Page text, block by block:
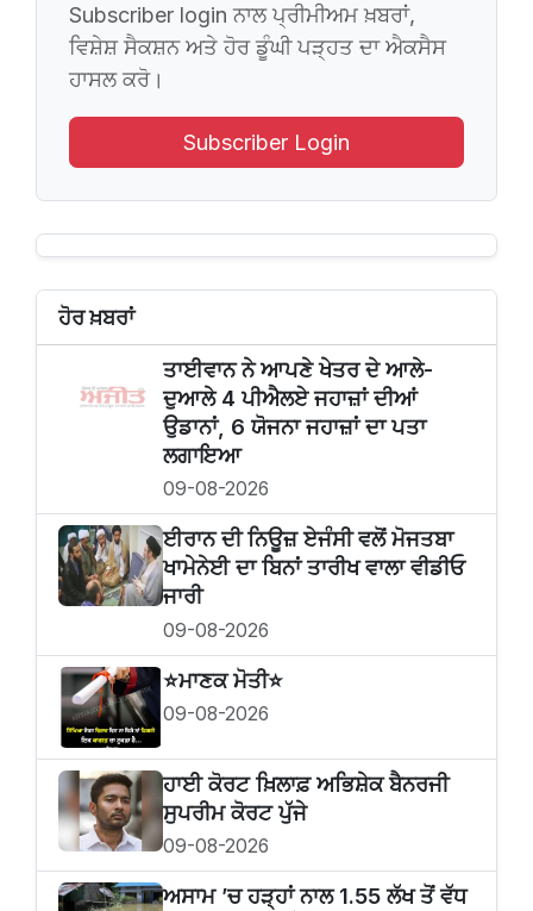
Subscriber login ਨਾਲ ਪ੍ਰੀਮੀਅਮ ਖ਼ਬਰਾਂ,
ਵਿਸ਼ੇਸ਼ ਸੈਕਸ਼ਨ ਅਤੇ ਹੋਰ ਡੂੰਘੀ ਪੜ੍ਹਤ ਦਾ ਐਕਸੈਸ
ਹਾਸਲ ਕਰੋ।
Subscriber Login
ਹੋਰ ਖ਼ਬਰਾਂ
ਤਾਈਵਾਨ ਨੇ ਆਪਣੇ ਖੇਤਰ ਦੇ ਆਲੇ-
ਦੁਆਲੇ 4 ਪੀਐਲਏ ਜਹਾਜ਼ਾਂ ਦੀਆਂ
ਉਡਾਨਾਂ, 6 ਯੋਜਨਾ ਜਹਾਜ਼ਾਂ ਦਾ ਪਤਾ
ਲਗਾਇਆ
09-08-2026
ਈਰਾਨ ਦੀ ਨਿਊਜ਼ ਏਜੰਸੀ ਵਲੋਂ ਮੋਜਤਬਾ
ਖਾਮੇਨੇਈ ਦਾ ਬਿਨਾਂ ਤਾਰੀਖ ਵਾਲਾ ਵੀਡੀਓ
ਜਾਰੀ
09-08-2026
⭐️ਮਾਣਕ ਮੋਤੀ⭐️
09-08-2026
ਹਾਈ ਕੋਰਟ ਖ਼ਿਲਾਫ਼ ਅਭਿਸ਼ੇਕ ਬੈਨਰਜੀ
ਸੁਪਰੀਮ ਕੋਰਟ ਪੁੱਜੇ
09-08-2026
ਅਸਾਮ ’ਚ ਹੜ੍ਹਾਂ ਨਾਲ 1.55 ਲੱਖ ਤੋਂ ਵੱਧ